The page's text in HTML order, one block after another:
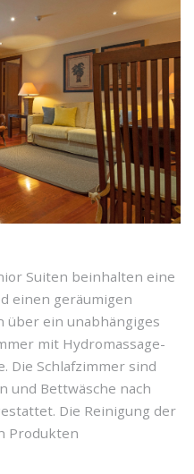
Suiten beinhalten eine
einen geräumigen
über ein unabhängiges
mit Hydromassage-
Die Schlafzimmer sind
und Bettwäsche nach
Die Reinigung der
Produkten